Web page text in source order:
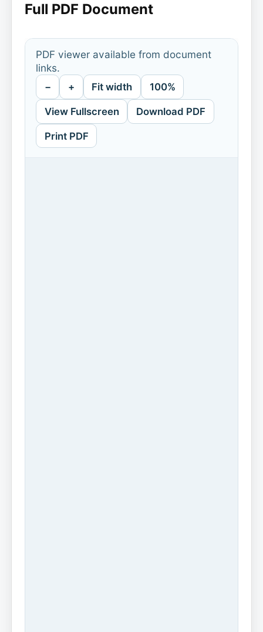
Full PDF Document
PDF viewer available from document
links.
− + Fit width 100%
View Fullscreen Download PDF
Print PDF